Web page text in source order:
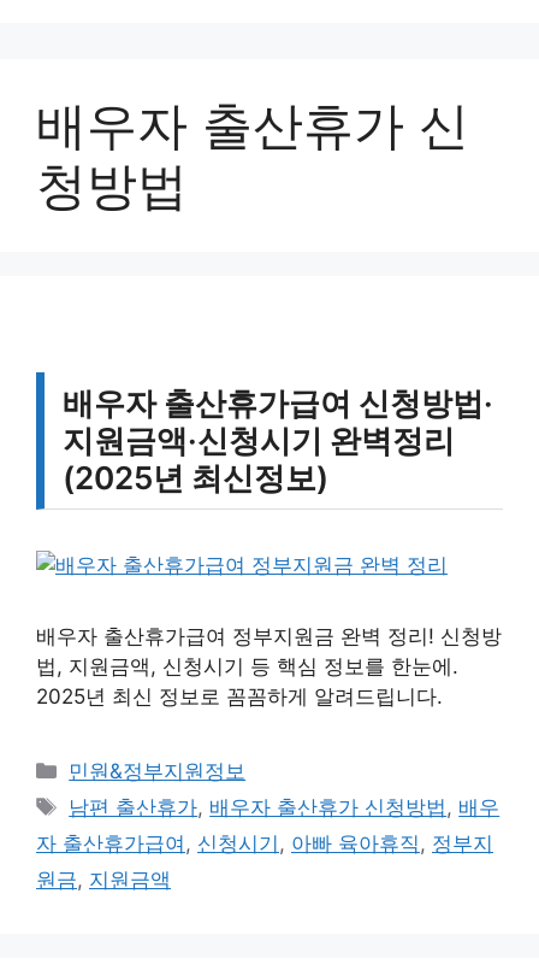
배우자 출산휴가 신
청방법
배우자 출산휴가급여 신청방법·
지원금액·신청시기 완벽정리
(2025년 최신정보)
배우자 출산휴가급여 정부지원금 완벽 정리! 신청방
법, 지원금액, 신청시기 등 핵심 정보를 한눈에.
2025년 최신 정보로 꼼꼼하게 알려드립니다.
카
테
리
민원&정부지원정보
태
그
남편 출산휴가, 배우자 출산휴가 신청방법, 배우
자 출산휴가급여 , 신청시기 , 아빠 육아휴직, 정부지
원금, 지원금액